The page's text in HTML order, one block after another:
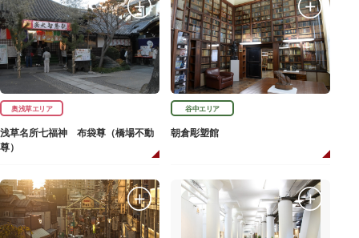
奥浅草エリア
浅草名所七福神 布袋尊（橋場不動
尊）
谷中エリア
朝倉彫塑館